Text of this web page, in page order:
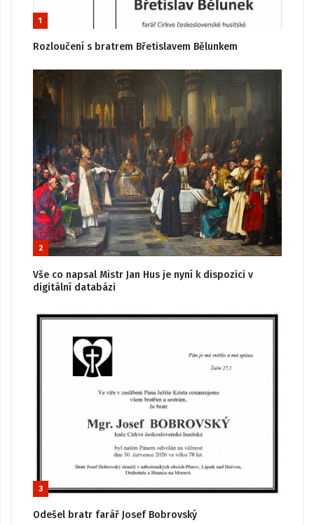
1
Rozloučení s bratrem Břetislavem Bělunkem
2
Vše co napsal Mistr Jan Hus je nyní k dispozici v
digitální databázi
3
Odešel bratr farář Josef Bobrovský